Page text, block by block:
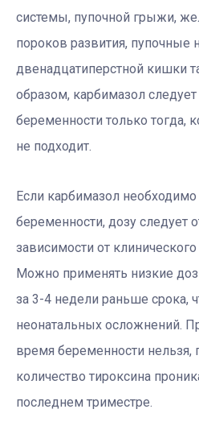
системы, пупочной грыжи,
пороков развития, пупочные
двенадцатиперстной кишки
образом, карбимазол
беременности только тогда,
не подходит.
Если карбимазол
беременности, дозу следует
зависимости от клинического
Можно применять низкие
за 3-4 недели раньше срока,
неонатальных осложнений.
время беременности нельзя,
количество тироксина
последнем триместре.